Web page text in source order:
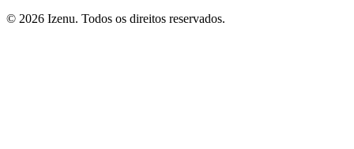
© 2026 Izenu. Todos os direitos reservados.